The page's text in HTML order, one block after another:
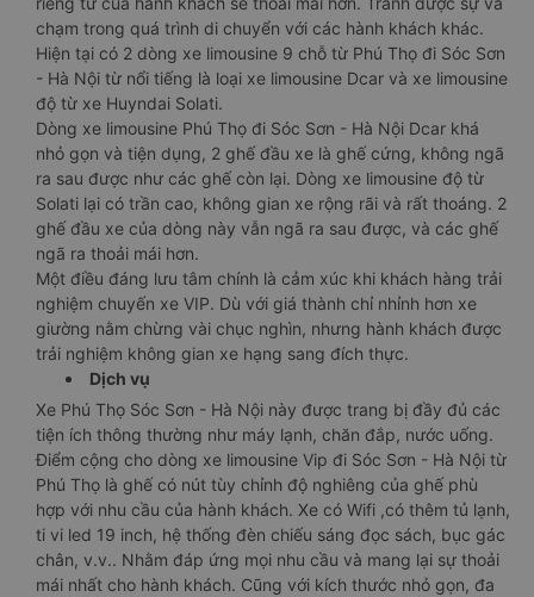
chạm trong quá trình di chuyển với các hành khách khác.
Hiện tại có 2 dòng xe limousine 9 chỗ từ Phú Thọ đi Sóc Sơn
- Hà Nội từ nổi tiếng là loại xe limousine Dcar và xe limousine
độ từ xe Huyndai Solati.
Dòng xe limousine Phú Thọ đi Sóc Sơn - Hà Nội Dcar khá
nhỏ gọn và tiện dụng, 2 ghế đầu xe là ghế cứng, không ngã
ra sau được như các ghế còn lại. Dòng xe limousine độ từ
Solati lại có trần cao, không gian xe rộng rãi và rất thoáng. 2
ghế đầu xe của dòng này vẫn ngã ra sau được, và các ghế
ngã ra thoải mái hơn.
Một điều đáng lưu tâm chính là cảm xúc khi khách hàng trải
nghiệm chuyến xe VIP. Dù với giá thành chỉ nhỉnh hơn xe
giường nằm chừng vài chục nghìn, nhưng hành khách được
trải nghiệm không gian xe hạng sang đích thực.
Dịch vụ
Xe Phú Thọ Sóc Sơn - Hà Nội này được trang bị đầy đủ các
tiện ích thông thường như máy lạnh, chăn đắp, nước uống.
Điểm cộng cho dòng xe limousine Vip đi Sóc Sơn - Hà Nội từ
Phú Thọ là ghế có nút tùy chỉnh độ nghiêng của ghế phù
hợp với nhu cầu của hành khách. Xe có Wifi ,có thêm tủ lạnh,
ti vi led 19 inch, hệ thống đèn chiếu sáng đọc sách, bục gác
chân, v.v.. Nhằm đáp ứng mọi nhu cầu và mang lại sự thoải
mái nhất cho hành khách. Cũng với kích thước nhỏ gọn, đa